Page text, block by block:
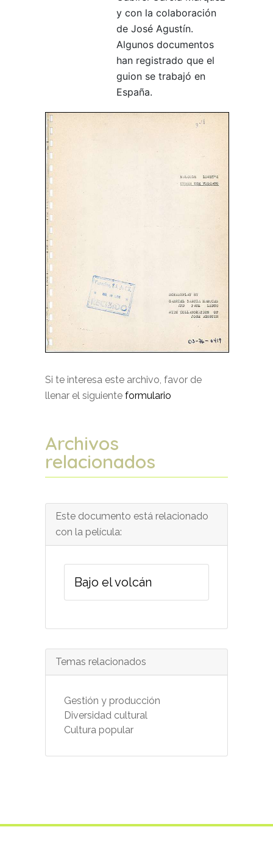
y con la colaboración
de José Agustín.
Algunos documentos
han registrado que el
guion se trabajó en
España.
Si te interesa este archivo, favor de
llenar el siguiente formulario
Archivos
relacionados
Este documento está relacionado
con la película:
Bajo el volcán
Temas relacionados
Gestión y producción
Diversidad cultural
Cultura popular